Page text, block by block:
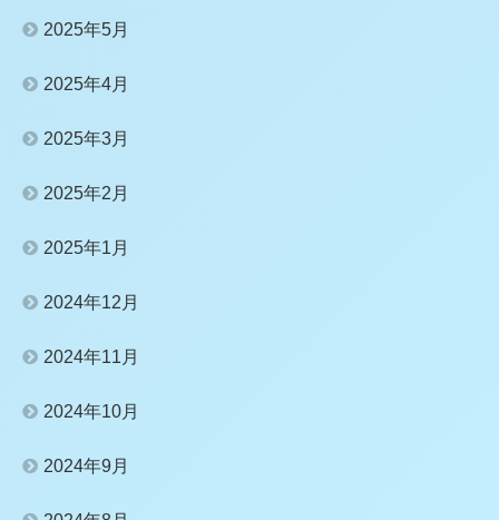
2025年5月
2025年4月
2025年3月
2025年2月
2025年1月
2024年12月
2024年11月
2024年10月
2024年9月